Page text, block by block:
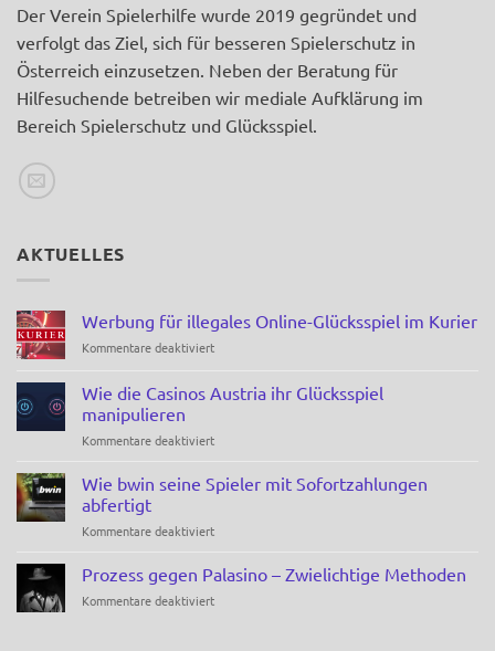
Der Verein Spielerhilfe wurde 2019 gegründet und
verfolgt das Ziel, sich für besseren Spielerschutz in
Österreich einzusetzen. Neben der Beratung für
Hilfesuchende betreiben wir mediale Aufklärung im
Bereich Spielerschutz und Glücksspiel.
AKTUELLES
Werbung für illegales Online-Glücksspiel im Kurier
Kommentare deaktiviertfür
für
illegales
Glücksspiel
Kurier
Wie die Casinos Austria ihr Glücksspiel
manipulieren
Kommentare deaktiviertfür
die
Casinos
ihr
manipulieren
Wie bwin seine Spieler mit Sofortzahlungen
abfertigt
Kommentare deaktiviertfür
bwin
seine
Spieler
Prozess gegen Palasino – Zwielichtige Methoden
Kommentare deaktiviertfür